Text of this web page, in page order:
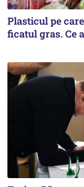
Plasticul pe
ficatul gras. Ce